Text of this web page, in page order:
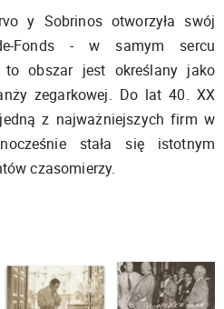
y Sobrinos otworzyła swój
Fonds - w samym sercu
to obszar jest określany jako
zegarkowej. Do lat 40. XX
z najważniejszych firm w
stała się istotnym
czasomierzy.